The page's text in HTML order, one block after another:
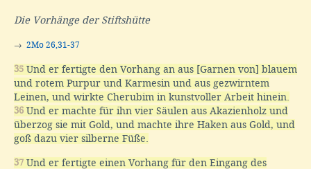
Die Vorhänge der Stiftshütte
→ 2Mo 26,31-37
35 Und er fertigte den Vorhang an aus [Garnen von] blauem
und rotem Purpur und Karmesin und aus gezwirntem
Leinen, und wirkte Cherubim in kunstvoller Arbeit hinein.
36 Und er machte für ihn vier Säulen aus Akazienholz und
überzog sie mit Gold, und machte ihre Haken aus Gold, und
goß dazu vier silberne Füße.
37 Und er fertigte einen Vorhang für den Eingang des